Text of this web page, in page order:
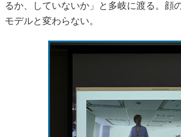
るか、していないか」と多岐に渡る。顔
モデルと変わらない。